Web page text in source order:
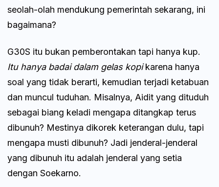
seolah-olah mendukung pemerintah sekarang, ini
bagaimana?
G30S itu bukan pemberontakan tapi hanya kup.
Itu hanya badai dalam gelas kopikarena hanya
soal yang tidak berarti, kemudian terjadi ketabuan
dan muncul tuduhan. Misalnya, Aidit yang dituduh
sebagai biang keladi mengapa ditangkap terus
dibunuh? Mestinya dikorek keterangan dulu, tapi
mengapa musti dibunuh? Jadi jenderal-jenderal
yang dibunuh itu adalah jenderal yang setia
dengan Soekarno.